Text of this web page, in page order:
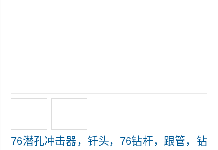
76潜孔冲击器，钎头，76钻杆，跟管，钻